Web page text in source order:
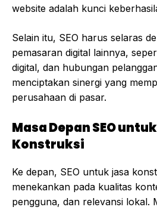
website adalah kunci
Selain itu, SEO harus selaras
pemasaran digital lainnya,
digital, dan hubungan
menciptakan sinergi yang
perusahaan di pasar.
Masa Depan SEO
Konstruksi
Ke depan, SEO untuk jasa
menekankan pada kualitas
pengguna, dan relevansi lokal.